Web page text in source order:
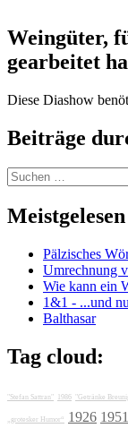
Weingüter,
gearbeitet
Diese Diashow
Beiträge
Suchen
nach:
Meistgelesen
Pälzisches
Umrechnung
Wie kann ein
1&1 - ...und
Balthasar
Tag cloud:
"Stefan Sattran" 1986 "Getränke
„grotesker Humor“ 1926 1951